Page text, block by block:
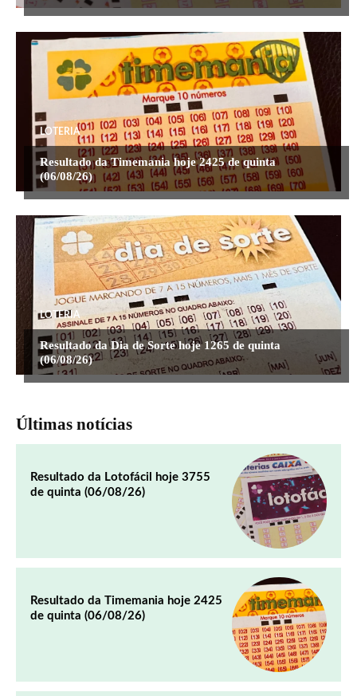
LOTERIA
Resultado da Timemania hoje 2425 de quinta
(06/08/26)
LOTERIA
Resultado da Dia de Sorte hoje 1265 de quinta
(06/08/26)
Últimas notícias
Resultado da Lotofácil hoje 3755
de quinta (06/08/26)
Resultado da Timemania hoje 2425
de quinta (06/08/26)